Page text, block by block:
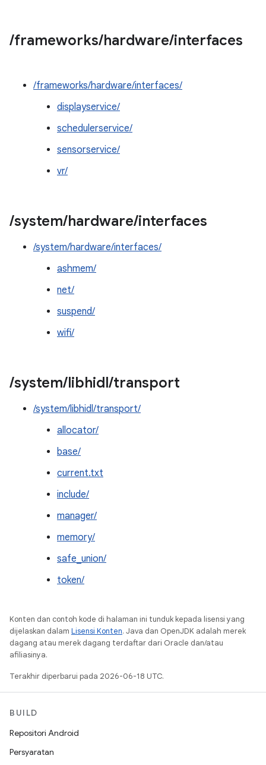
/frameworks/hardware/interfaces
/frameworks/hardware/interfaces/
displayservice/
schedulerservice/
sensorservice/
vr/
/system/hardware/interfaces
/system/hardware/interfaces/
ashmem/
net/
suspend/
wifi/
/system/libhidl/transport
/system/libhidl/transport/
allocator/
base/
current.txt
include/
manager/
memory/
safe_union/
token/
Konten dan contoh kode di halaman ini tunduk kepada lisensi yang
dijelaskan dalam Lisensi Konten. Java dan OpenJDK adalah merek
dagang atau merek dagang terdaftar dari Oracle dan/atau
afiliasinya.
Terakhir diperbarui pada 2026-06-18 UTC.
BUILD
Repositori Android
Persyaratan